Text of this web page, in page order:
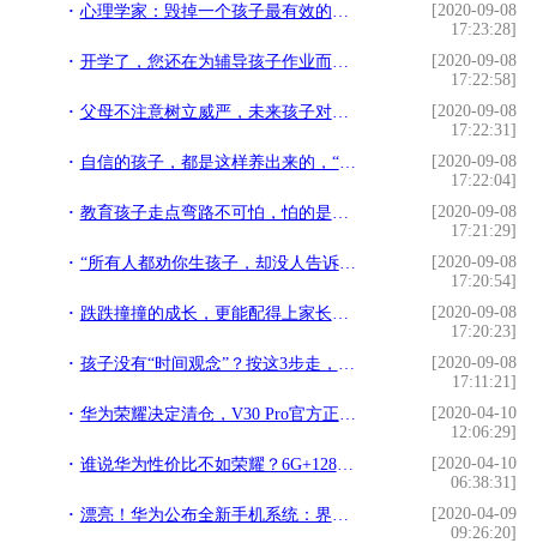
心理学家：毁掉一个孩子最有效的方式是“保护”他
[2020-09-08
17:23:28]
开学了，您还在为辅导孩子作业而烦恼吗？我们有好方法
[2020-09-08
17:22:58]
父母不注意树立威严，未来孩子对你就可能没有敬畏之心
[2020-09-08
17:22:31]
自信的孩子，都是这样养出来的，“妈妈，谢谢你给我面子”
[2020-09-08
17:22:04]
教育孩子走点弯路不可怕，怕的是意见不统一，爸爸们不要眼高手低
[2020-09-08
17:21:29]
“所有人都劝你生孩子，却没人告诉你这些”，过来人的忠告要听听
[2020-09-08
17:20:54]
跌跌撞撞的成长，更能配得上家长的3层呵护：孩子摔跤有办法
[2020-09-08
17:20:23]
孩子没有“时间观念”？按这3步走，有效搞定孩子的“时间管理”
[2020-09-08
17:11:21]
华为荣耀决定清仓，V30 Pro官方正式降价，用户：还是来了
[2020-04-10
12:06:29]
谁说华为性价比不如荣耀？6G+128GB仅1599，比荣耀8X更能打！
[2020-04-10
06:38:31]
漂亮！华为公布全新手机系统：界面焕然一新，终于改掉老年UI
[2020-04-09
09:26:20]